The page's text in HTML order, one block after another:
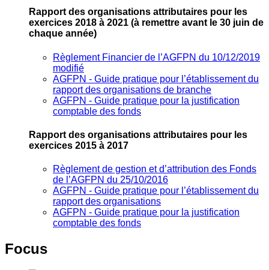
Rapport des organisations attributaires pour les
exercices 2018 à 2021 (à remettre avant le 30 juin de
chaque année)
Règlement Financier de l’AGFPN du 10/12/2019
modifié
AGFPN ‐ Guide pratique pour l’établissement du
rapport des organisations de branche
AGFPN ‐ Guide pratique pour la justification
comptable des fonds
Rapport des organisations attributaires pour les
exercices 2015 à 2017
Règlement de gestion et d’attribution des Fonds
de l’AGFPN du 25/10/2016
AGFPN ‐ Guide pratique pour l’établissement du
rapport des organisations
AGFPN ‐ Guide pratique pour la justification
comptable des fonds
Focus